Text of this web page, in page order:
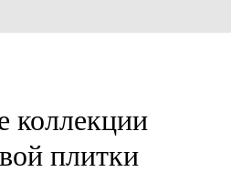
коллекции
плитки